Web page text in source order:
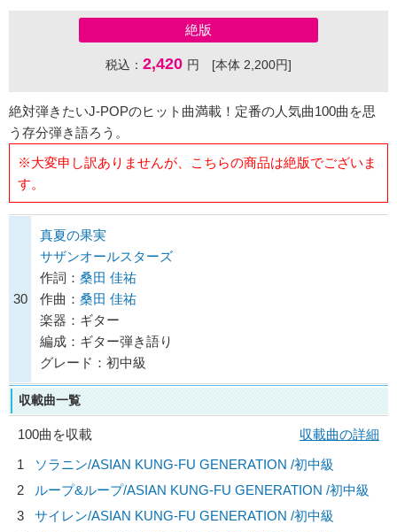
絶版
税込： 2,420 円 [本体 2,200円]
絶対弾きたいJ-POPのヒット曲満載！定番の人気曲100曲を思
う存分弾き語ろう。
※大変申し訳ありませんが、こちらの商品は絶版でございま
す。
30
真夏の果実
サザンオールスターズ
作詞： 桑田 佳祐
作曲： 桑田 佳祐
楽器：ギター
編成：ギター弾き語り
グレード：初中級
収載曲一覧
100曲を収載
収載曲の詳細
1
ソラニン/ASIAN KUNG-FU GENERATION /初中級
2
ループ&ループ/ASIAN KUNG-FU GENERATION /初中級
3
サイレン/ASIAN KUNG-FU GENERATION /初中級